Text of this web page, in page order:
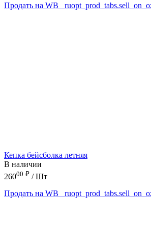
Продать на WB
Кепка бейсболка летняя
В наличии
26000 ₽ / Шт
Продать на WB